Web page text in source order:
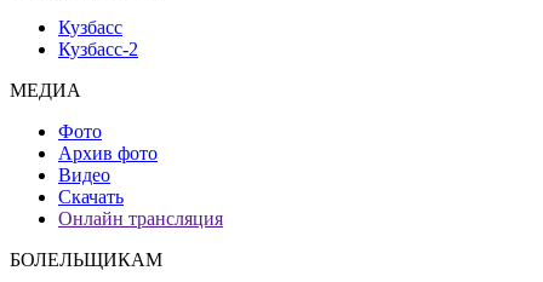
Кузбасс
Кузбасс-2
МЕДИА
Фото
Архив фото
Видео
Скачать
Онлайн трансляция
БОЛЕЛЬЩИКАМ